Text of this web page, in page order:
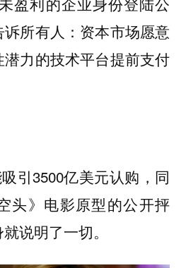
所有人： 资本市场愿意
力的技术平台提前支付
引3500亿美元认购，同
头》电影原型的公开抨
说明了一切。